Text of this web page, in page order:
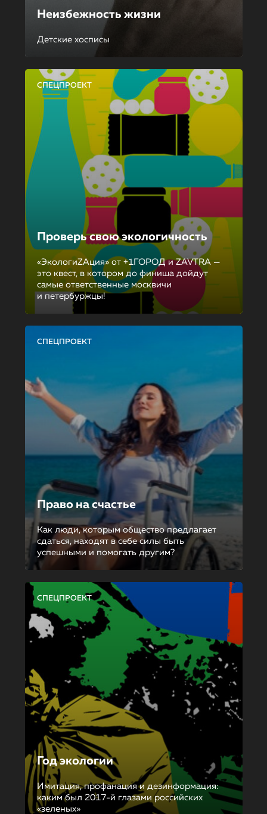
Неизбежность жизни
Детские хосписы
СПЕЦПРОЕКТ
Проверь свою экологичность
«ЭкологиZAция» от +1ГОРОД и ZAVTRA —
это квест, в котором до финиша дойдут
самые ответственные москвичи
и петербуржцы!
СПЕЦПРОЕКТ
Право на счастье
Как люди, которым общество предлагает
сдаться, находят в себе силы быть
успешными и помогать другим?
СПЕЦПРОЕКТ
Год экологии
Имитация, профанация и дезинформация:
каким был 2017-й глазами российских
«зеленых»